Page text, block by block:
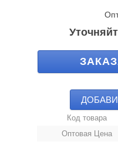
Код товара
Оптовая Цена